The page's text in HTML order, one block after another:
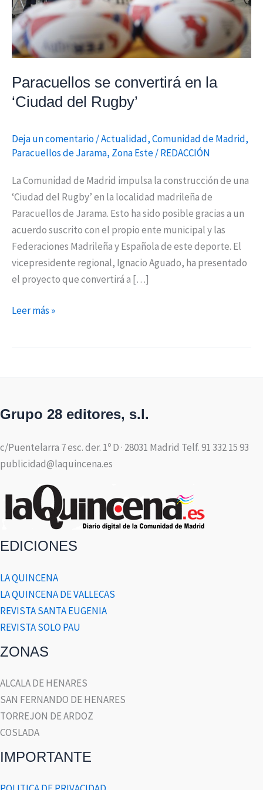
Paracuellos se convertirá en la
‘Ciudad del Rugby’
Deja un comentario/Actualidad,Comunidad de Madrid,
Paracuellos de Jarama, Zona Este/REDACCIÓN
La Comunidad de Madrid impulsa la construcción de una
‘Ciudad del Rugby’ en la localidad madrileña de
Paracuellos de Jarama. Esto ha sido posible gracias a un
acuerdo suscrito con el propio ente municipal y las
Federaciones Madrileña y Española de este deporte. El
vicepresidente regional, Ignacio Aguado, ha presentado
el proyecto que convertirá a […]
del
Rugby’
Leer más »
Grupo 28 editores, s.l.
c/Puentelarra 7 esc. der. 1º D · 28031 Madrid Telf. 91 332 15 93
publicidad@laquincena.es
EDICIONES
LA QUINCENA
LA QUINCENA DE VALLECAS
REVISTA SANTA EUGENIA
REVISTA SOLO PAU
ZONAS
ALCALA DE HENARES
SAN FERNANDO DE HENARES
TORREJON DE ARDOZ
COSLADA
IMPORTANTE